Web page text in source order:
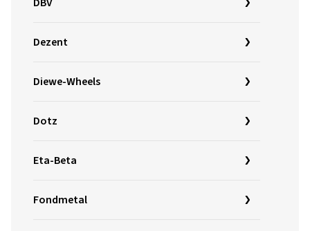
Dezent
Diewe-Wheels
Dotz
Eta-Beta
Fondmetal